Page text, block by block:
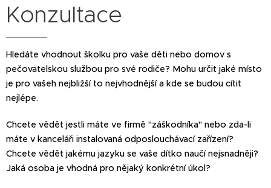
Konzultace
Hledáte vhodnout školku pro vaše děti nebo domov s
pečovatelskou službou pro své rodiče? Mohu určit jaké místo
je pro vašeh nejbližší to nejvhodnější a kde se budou cítit
nejlépe.
Chcete vědět jestli máte ve firmě "záškodníka" nebo zda-li
máte v kanceláři instalovaná odposlouchávací zařízení?
Chcete vědět jakému jazyku se vaše dítko naučí nejsnadněji?
Jaká osoba je vhodná pro nějaký konkrétní úkol?